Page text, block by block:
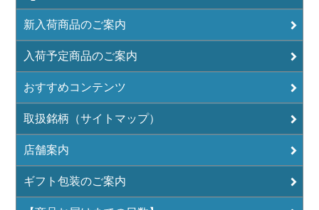
新入荷商品のご案内
入荷予定商品のご案内
おすすめコンテンツ
取扱銘柄（サイトマップ）
店舗案内
ギフト包装のご案内